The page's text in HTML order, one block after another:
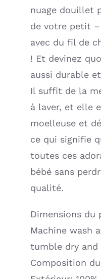
nuage douillet
de votre petit –
avec du fil de
! Et devinez
aussi durable
Il suffit de la
à laver, et elle
moelleuse et
ce qui signifie
toutes ces
bébé sans
qualité.
Dimensions du
Machine wash
tumble dry
Composition